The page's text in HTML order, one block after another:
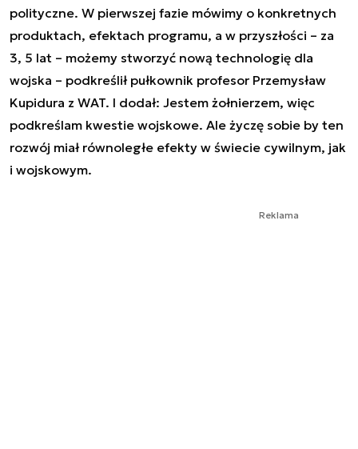
polityczne. W pierwszej fazie mówimy o konkretnych
produktach, efektach programu, a w przyszłości – za
3, 5 lat – możemy stworzyć nową technologię dla
wojska – podkreślił pułkownik profesor Przemysław
Kupidura z WAT. I dodał: Jestem żołnierzem, więc
podkreślam kwestie wojskowe. Ale życzę sobie by ten
rozwój miał równoległe efekty w świecie cywilnym, jak
i wojskowym.
Reklama